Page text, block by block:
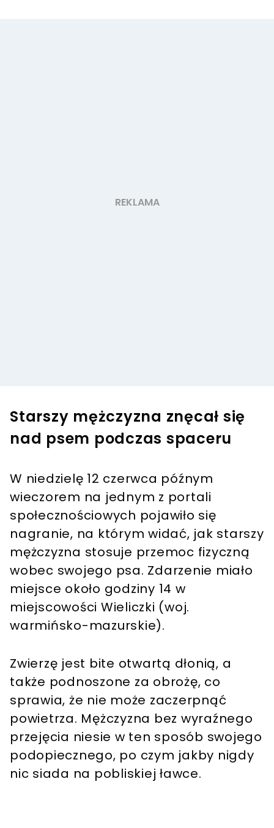
Starszy mężczyzna znęcał się
nad psem podczas spaceru
W niedzielę 12 czerwca późnym
wieczorem na jednym z portali
społecznościowych pojawiło się
nagranie, na którym widać, jak starszy
mężczyzna stosuje przemoc fizyczną
wobec swojego psa. Zdarzenie miało
miejsce około godziny 14 w
miejscowości Wieliczki (woj.
warmińsko-mazurskie).
Zwierzę jest bite otwartą dłonią, a
także podnoszone za obrożę, co
sprawia, że nie może zaczerpnąć
powietrza. Mężczyzna bez wyraźnego
przejęcia niesie w ten sposób swojego
podopiecznego, po czym jakby nigdy
nic siada na pobliskiej ławce.